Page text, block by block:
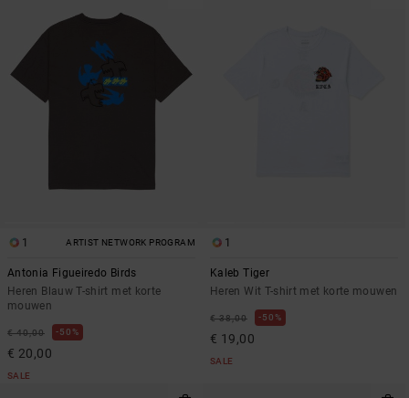
1 ARTIST NETWORK PROGRAM
Antonia Figueiredo Birds
Heren Blauw T-shirt met korte
mouwen
€ 40,00 50%
€ 20,00
SALE
1
Kaleb Tiger
Heren Wit T-shirt met korte mouwen
€ 38,00 50%
€ 19,00
SALE